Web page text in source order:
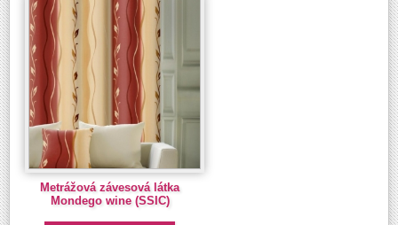
Metrážová závesová látka
Mondego wine (SSIC)